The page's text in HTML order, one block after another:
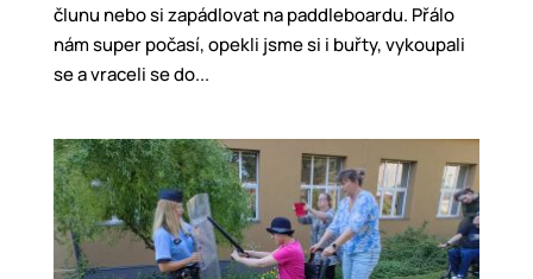
člunu nebo si zapádlovat na paddleboardu. Přálo
nám super počasí, opekli jsme si i buřty, vykoupali
se a vraceli se do...